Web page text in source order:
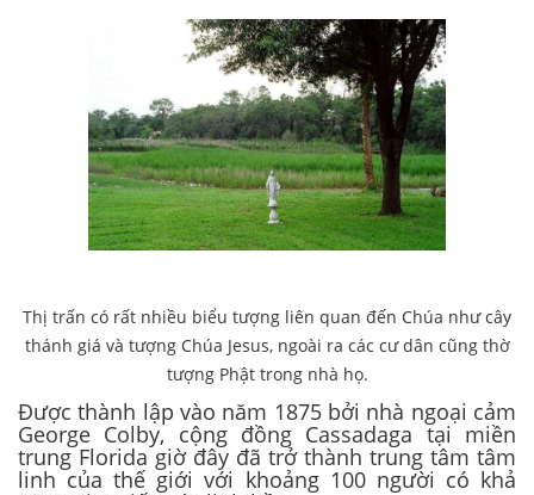
Thị trấn có rất nhiều biểu tượng liên quan đến Chúa như cây
thánh giá và tượng Chúa Jesus, ngoài ra các cư dân cũng thờ
tượng Phật trong nhà họ.
Được thành lập vào năm 1875 bởi nhà ngoại cảm
George Colby, cộng đồng Cassadaga tại miền
trung Florida giờ đây đã trở thành trung tâm tâm
linh của thế giới với khoảng 100 người có khả